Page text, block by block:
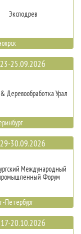
Эксподрев
23-25.09.2026
Деревообработка Урал
29-30.09.2026
Международный
Форум
Петербург
17-20.10.2026